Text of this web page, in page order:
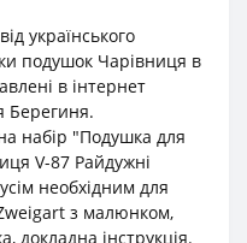
українського
подушок Чарівниця в
в інтернет
Берегиня.
набір "Подушка для
V-87 Райдужні
необхідним для
з малюнком,
докладна інструкція.